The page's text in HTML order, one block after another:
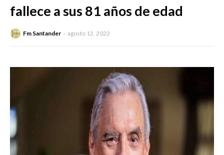
fallece a sus 81 años de edad
Fm Santander agosto 12, 2022